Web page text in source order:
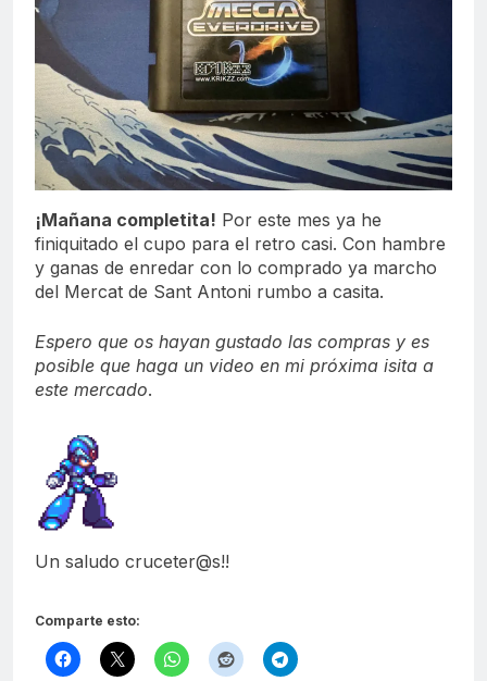
¡Mañana completita! Por este mes ya he
finiquitado el cupo para el retro casi. Con hambre
y ganas de enredar con lo comprado ya marcho
del Mercat de Sant Antoni rumbo a casita.
Espero que os hayan gustado las compras y es
posible que haga un video en mi próxima isita a
este mercado.
Un saludo cruceter@s!!
Comparte esto: